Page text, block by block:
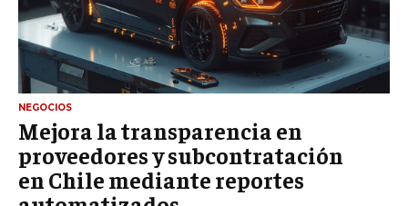
NEGOCIOS
Mejora la transparencia en
proveedores y subcontratación
en Chile mediante reportes